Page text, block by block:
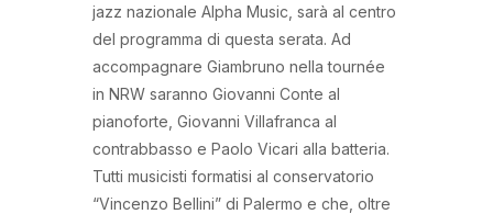
jazz nazionale Alpha Music, sarà al centro
del programma di questa serata. Ad
accompagnare Giambruno nella tournée
in NRW saranno Giovanni Conte al
pianoforte, Giovanni Villafranca al
contrabbasso e Paolo Vicari alla batteria.
Tutti musicisti formatisi al conservatorio
“Vincenzo Bellini” di Palermo e che, oltre